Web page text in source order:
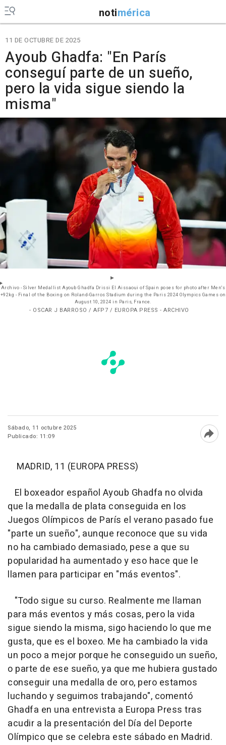
notimérica
11 DE OCTUBRE DE 2025
Ayoub Ghadfa: "En París
conseguí parte de un sueño,
pero la vida sigue siendo la
misma"
Archivo - Silver Medallist Ayoub Ghadfa Drissi El Aissaoui of Spain poses for photo after Men's
+92kg - Final of the Boxing on Roland-Garros Stadium during the Paris 2024 Olympics Games on
August 10, 2024 in Paris, France.
- OSCAR J BARROSO / AFP7 / EUROPA PRESS - ARCHIVO
Sábado, 11 octubre 2025
Publicado: 11:09
MADRID, 11 (EUROPA PRESS)
El boxeador español Ayoub Ghadfa no olvida
que la medalla de plata conseguida en los
Juegos Olímpicos de París el verano pasado fue
"parte un sueño", aunque reconoce que su vida
no ha cambiado demasiado, pese a que su
popularidad ha aumentado y eso hace que le
llamen para participar en "más eventos".
"Todo sigue su curso. Realmente me llaman
para más eventos y más cosas, pero la vida
sigue siendo la misma, sigo haciendo lo que me
gusta, que es el boxeo. Me ha cambiado la vida
un poco a mejor porque he conseguido un sueño,
o parte de ese sueño, ya que me hubiera gustado
conseguir una medalla de oro, pero estamos
luchando y seguimos trabajando", comentó
Ghadfa en una entrevista a Europa Press tras
acudir a la presentación del Día del Deporte
Olímpico que se celebra este sábado en Madrid.